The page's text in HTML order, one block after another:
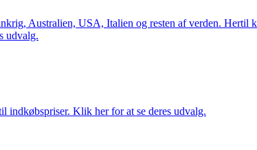
Australien, USA, Italien og resten af verden. Hertil
udvalg.
Klik her for at se deres udvalg.